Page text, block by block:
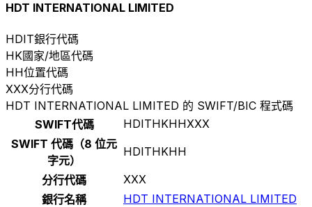
HDT INTERNATIONAL LIMITED
HDIT銀行代碼
HK國家/地區代碼
HH位置代碼
XXX分行代碼
HDT INTERNATIONAL LIMITED 的 SWIFT/BIC 程式碼
SWIFT代碼
HDITHKHHXXX
SWIFT 代碼（8 位元
字元）
HDITHKHH
分行代碼
XXX
銀行名稱
HDT INTERNATIONAL LIMITED